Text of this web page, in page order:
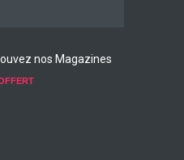
nos Magazines